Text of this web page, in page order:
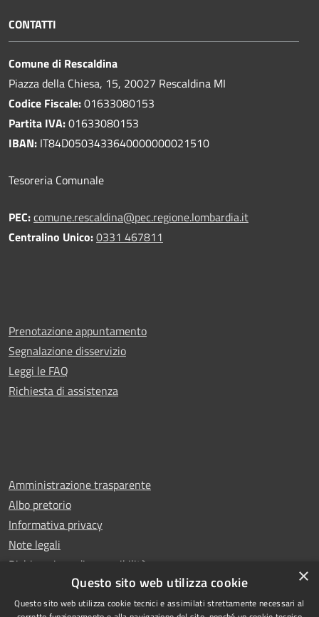
CONTATTI
Comune di Rescaldina
Piazza della Chiesa, 15, 20027 Rescaldina MI
Codice Fiscale:01633080153
Partita IVA:01633080153
IBAN: IT84D0503433640000000021510
Tesoreria Comunale
PEC:comune.rescaldina@pec.regione.lombardia.it
Centralino Unico:0331 467811
Prenotazione appuntamento
Segnalazione disservizio
Leggi le FAQ
Richiesta di assistenza
Amministrazione trasparente
Albo pretorio
Informativa privacy
Note legali
Dichiarazione di accessibilità
×
Questo sito web utilizza cookie
Questo sito web utilizza cookie tecnici e assimilati strettamente necessari al